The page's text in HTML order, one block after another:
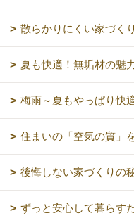
散らかりにくい家づく
夏も快適！無垢材の魅
梅雨～夏もやっぱり快
住まいの「空気の質」
後悔しない家づくりの
ずっと安心して暮らす